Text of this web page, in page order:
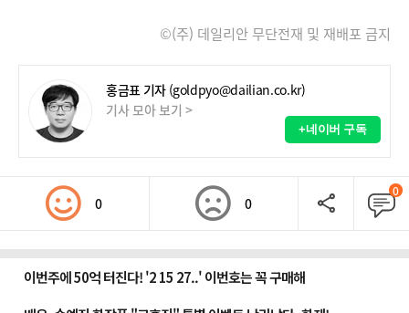
©(주) 데일리안 무단전재 및 재배포 금지
홍금표 기자 (goldpyo@dailian.co.kr)
기사 모아 보기 >
+네이버 구독
0 0
0